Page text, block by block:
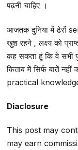
पढ़नी चाहिए ।
आजतक दुनिया में ढेरों
खुश रहने , लक्ष्य को
कह सकता हूं कि वे सभी
किताब में सिर्फ बातें
practical knowledge
Diaclosure
This post may
may earn